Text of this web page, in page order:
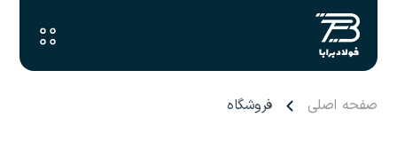
صفحه اصلی فروشگاه